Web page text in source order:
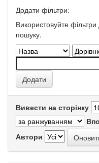
Додати фільтри:
Використовуйте
пошуку.
Вивести на сторінку
Автори